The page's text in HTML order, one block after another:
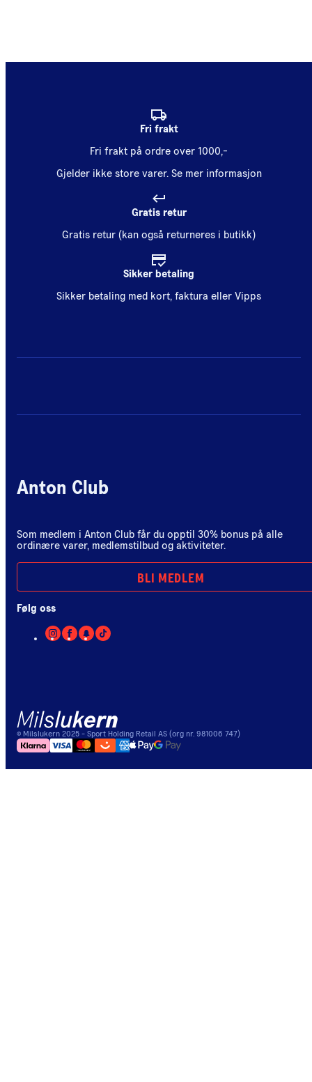
Fri frakt
Fri frakt på ordre over 1000,-
Gjelder ikke store varer. Se mer informasjon
Gratis retur
Gratis retur (kan også returneres i butikk)
Sikker betaling
Sikker betaling med kort, faktura eller Vipps
Anton Club
Som medlem i Anton Club får du opptil 30% bonus på alle
ordinære varer, medlemstilbud og aktiviteter.
BLI MEDLEM
Følg oss
© Milslukern 2025 - Sport Holding Retail AS (org nr. 981006 747)